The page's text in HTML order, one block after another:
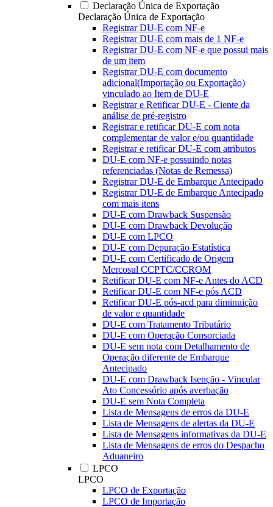
Declaração Única de Exportação
Declaração Única de Exportação
Registrar DU-E com NF-e
Registrar DU-E com mais de 1 NF-e
Registrar DU-E com NF-e que possui mais
de um item
Registrar DU-E com documento
adicional(Importação ou Exportação)
vinculado ao Item de DU-E
Registrar e Retificar DU-E - Ciente da
análise de pré-registro
Registrar e retificar DU-E com nota
complementar de valor e/ou quantidade
Registrar e retificar DU-E com atributos
DU-E com NF-e possuindo notas
referenciadas (Notas de Remessa)
Registrar DU-E de Embarque Antecipado
Registrar DU-E de Embarque Antecipado
com mais itens
DU-E com Drawback Suspensão
DU-E com Drawback Devolução
DU-E com LPCO
DU-E com Depuração Estatística
DU-E com Certificado de Origem
Mercosul CCPTC/CCROM
Retificar DU-E com NF-e Antes do ACD
Retificar DU-E com NF-e pós ACD
Retificar DU-E pós-acd para diminuição
de valor e quantidade
DU-E com Tratamento Tributário
DU-E com Operação Consorciada
DU-E sem nota com Detalhamento de
Operação diferente de Embarque
Antecipado
DU-E com Drawback Isenção - Vincular
Ato Concessório após averbação
DU-E sem Nota Completa
Lista de Mensagens de erros da DU-E
Lista de Mensagens de alertas da DU-E
Lista de Mensagens informativas da DU-E
Lista de Mensagens de erros do Despacho
Aduaneiro
LPCO
LPCO
LPCO de Exportação
LPCO de Importação